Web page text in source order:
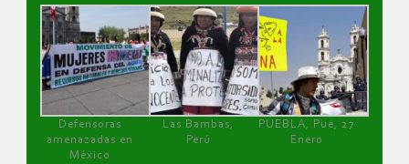
Defensoras
amenazadas en
México
Las Bambas,
Perú
PUEBLA, Pue, 27
Enero